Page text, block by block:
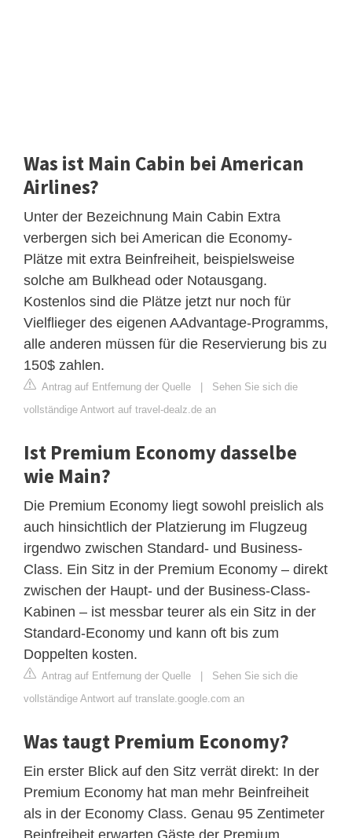
Was ist Main Cabin bei American
Airlines?
Unter der Bezeichnung Main Cabin Extra
verbergen sich bei American die Economy-
Plätze mit extra Beinfreiheit, beispielsweise
solche am Bulkhead oder Notausgang.
Kostenlos sind die Plätze jetzt nur noch für
Vielflieger des eigenen AAdvantage-Programms,
alle anderen müssen für die Reservierung bis zu
150$ zahlen.
Antrag auf Entfernung der Quelle | Sehen Sie sich die
vollständige Antwort auf travel-dealz.de an
Ist Premium Economy dasselbe
wie Main?
Die Premium Economy liegt sowohl preislich als
auch hinsichtlich der Platzierung im Flugzeug
irgendwo zwischen Standard- und Business-
Class. Ein Sitz in der Premium Economy – direkt
zwischen der Haupt- und der Business-Class-
Kabinen – ist messbar teurer als ein Sitz in der
Standard-Economy und kann oft bis zum
Doppelten kosten.
Antrag auf Entfernung der Quelle | Sehen Sie sich die
vollständige Antwort auf translate.google.com an
Was taugt Premium Economy?
Ein erster Blick auf den Sitz verrät direkt: In der
Premium Economy hat man mehr Beinfreiheit
als in der Economy Class. Genau 95 Zentimeter
Beinfreiheit erwarten Gäste der Premium